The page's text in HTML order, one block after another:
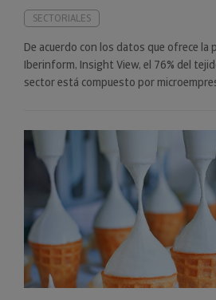
SECTORIALES
De acuerdo con los datos que ofrece la
Iberinform, Insight View, el 76% del
sector está compuesto por